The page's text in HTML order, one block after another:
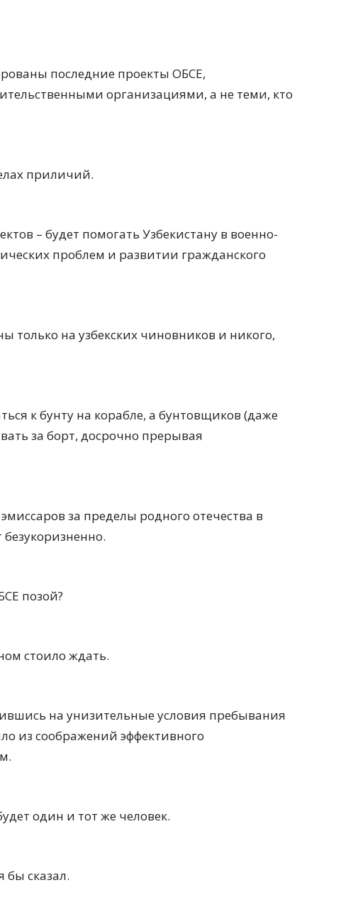
последние проекты ОБСЕ,
организациями, а не теми, кто
приличий.
– будет помогать Узбекистану в военно-
проблем и развитии гражданского
только на узбекских чиновников и никого,
к бунту на корабле, а бунтовщиков (даже
за борт, досрочно прерывая
за пределы родного отечества в
позой?
стоило ждать.
на унизительные условия пребывания
из соображений эффективного
один и тот же человек.
сказал.